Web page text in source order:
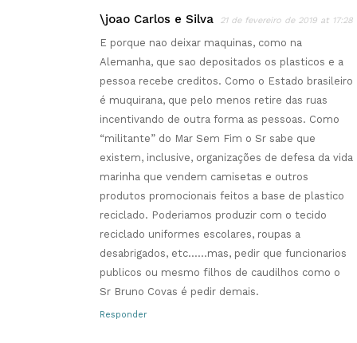
\joao Carlos e Silva 21 de fevereiro de 2019 at 17:28
E porque nao deixar maquinas, como na
Alemanha, que sao depositados os plasticos e a
pessoa recebe creditos. Como o Estado brasileiro
é muquirana, que pelo menos retire das ruas
incentivando de outra forma as pessoas. Como
“militante” do Mar Sem Fim o Sr sabe que
existem, inclusive, organizações de defesa da vida
marinha que vendem camisetas e outros
produtos promocionais feitos a base de plastico
reciclado. Poderiamos produzir com o tecido
reciclado uniformes escolares, roupas a
desabrigados, etc……mas, pedir que funcionarios
publicos ou mesmo filhos de caudilhos como o
Sr Bruno Covas é pedir demais.
Responder